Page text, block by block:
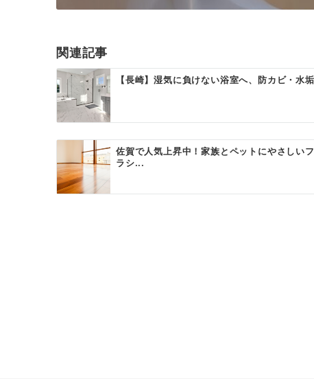
関連記事
【長崎】湿気に負けない浴室へ、防カビ・水
佐賀で人気上昇中！家族とペットにやさしい
ラシ...